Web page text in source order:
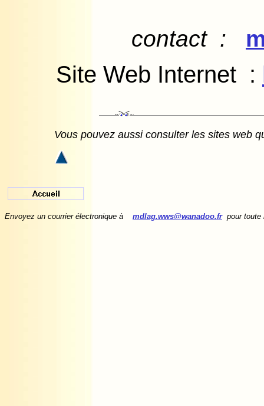
contact :
Site Web Internet :
Vous pouvez aussi consulter les sites web
Envoyez un courrier électronique à mdlag.wws@wanadoo.frpour toute